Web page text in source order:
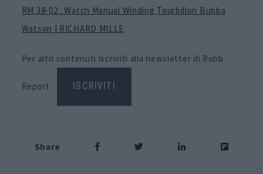
RM 38-02 : Watch Manual Winding Tourbillon Bubba
Watson | RICHARD MILLE
Per altri contenuti iscriviti alla newsletter di Robb
Report ISCRIVITI
Share